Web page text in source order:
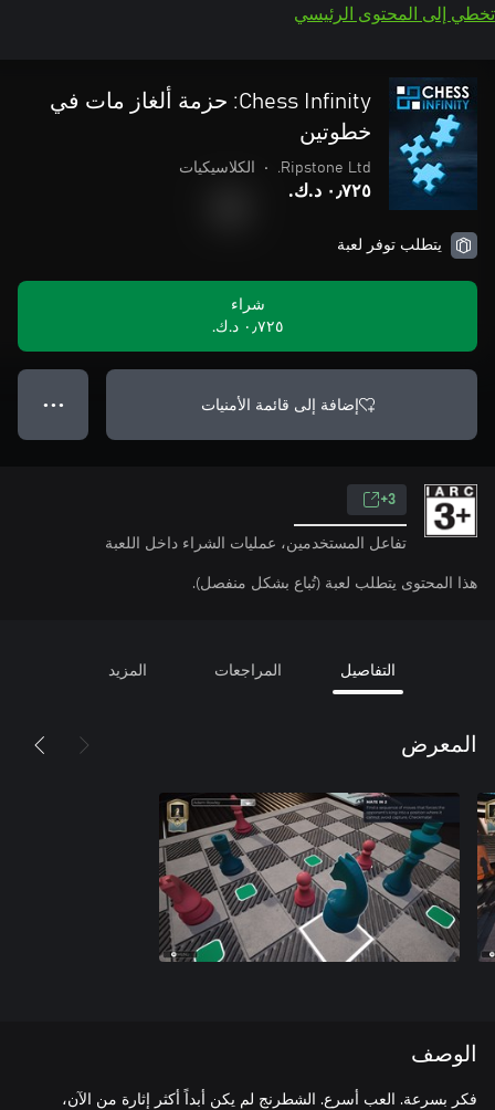
تخطي إلى المحتوى الرئيسي
Chess Infinity: حزمة ألغاز مات في
خطوتين
Ripstone Ltd.
• الكلاسيكيات
٠٫٧٢٥ د.ك.‏
يتطلب توفر لعبة
شراء
٠٫٧٢٥ د.ك.‏
إضافة إلى قائمة الأمنيات ● ● ●
3+
تفاعل المستخدمين، عمليات الشراء داخل اللعبة
هذا المحتوى يتطلب لعبة (تُباع بشكل منفصل).
التفاصيل المراجعات المزيد
المعرض
الوصف
فكر بسرعة. العب أسرع. الشطرنج لم يكن أبداً أكثر إثارة من الآن،